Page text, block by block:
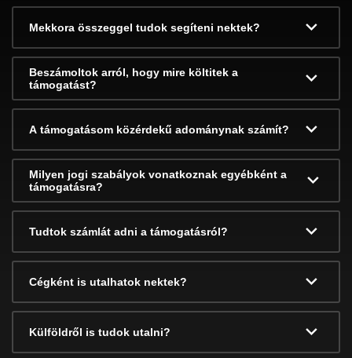
Mekkora összeggel tudok segíteni nektek?
Beszámoltok arról, hogy mire költitek a
támogatást?
A támogatásom közérdekű adománynak számít?
Milyen jogi szabályok vonatkoznak egyébként a
támogatásra?
Tudtok számlát adni a támogatásról?
Cégként is utalhatok nektek?
Külföldről is tudok utalni?